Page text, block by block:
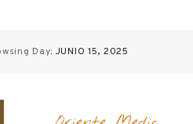
Day: JUNIO 15, 2025